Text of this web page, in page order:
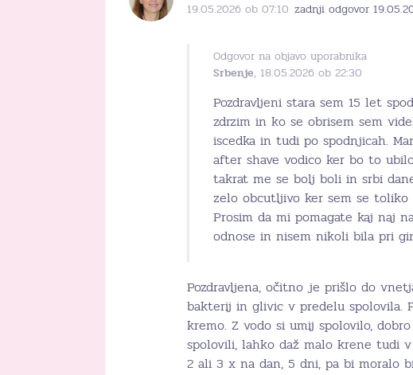
19.05.2026 ob 07:10 zadnji odgovor
Odgovor na objavo uporabnika
Srbenje, 18.05.2026 ob 22:30
Pozdravljeni stara sem 15 let
zdrzim in ko se obrisem sem
iscedka in tudi po spodnjicah.
after shave vodico ker bo to
takrat me se bolj boli in srbi
zelo obcutljivo ker sem se toliko
Prosim da mi pomagate kaj naj
odnose in nisem nikoli bila pri
Pozdravljena, očitno je prišlo do
bakterij in glivic v predelu spolovila.
kremo. Z vodo si umij spolovilo,
spolovili, lahko daž malo krene tudi
2 ali 3 x na dan, 5 dni, pa bi moralo